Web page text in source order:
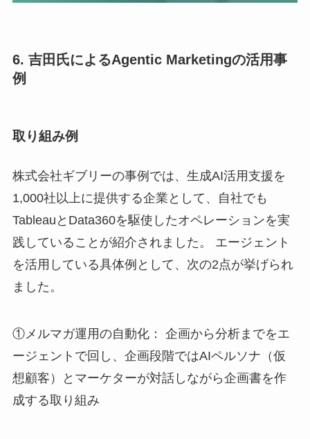
6. 吉田氏によるAgentic Marketingの活用事
例
取り組み例
株式会社ギブリーの事例では、生成AI活用支援を
1,000社以上に提供する企業として、自社でも
TableauとData360を駆使したオペレーションを実
践していることが紹介されました。 エージェント
を活用している具体例として、次の2点が挙げられ
ました。
①メルマガ運用の自動化： 企画から分析までをエ
ージェントで回し、企画段階ではAIペルソナ（仮
想顧客）とマーケターが対話しながら企画書を作
成する取り組み⁠